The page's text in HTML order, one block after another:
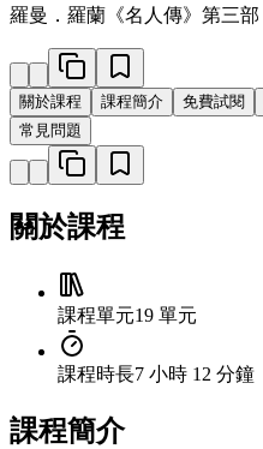
羅曼．羅蘭《名人傳》第三部
關於課程 課程簡介 免費試閱
常見問題
關於課程
課程單元19 單元
課程時長7 小時 12 分鐘
課程簡介